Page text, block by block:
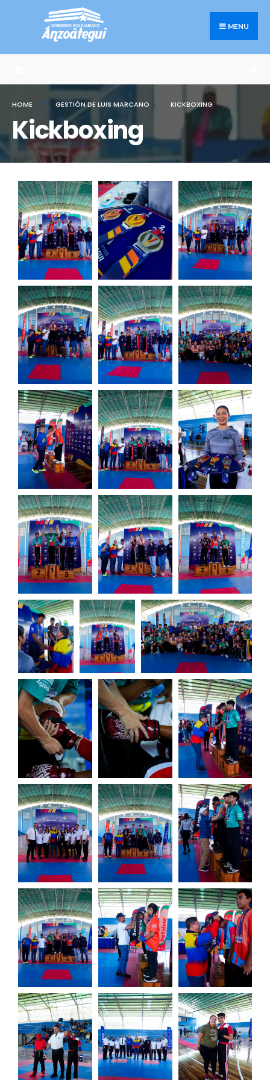
MENU
HOME GESTIÓN DE LUIS MARCANO KICKBOXING
Kickboxing